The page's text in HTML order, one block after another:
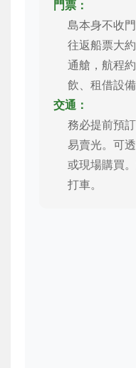
門票：
島本身不收
往返船票大
通艙，航程
飲、租借設備
交通：
務必提前預
易賣光。可
或現場購買
打車。